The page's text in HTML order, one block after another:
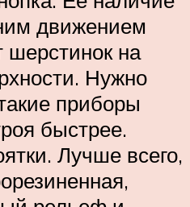
движением
шерстинок на
Нужно
приборы
быстрее.
Лучше всего,